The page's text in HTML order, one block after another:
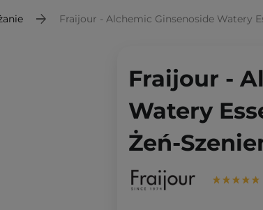
Fraijour - Alchemic Ginsenoside Watery
Fraijour -
Watery
Żeń-